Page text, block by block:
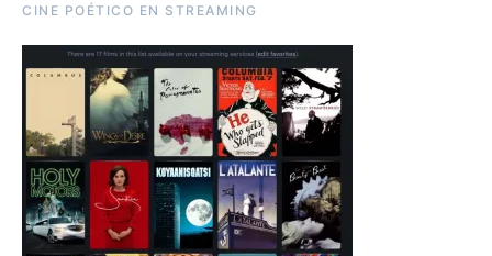
CINE POÉTICO EN STREAMING